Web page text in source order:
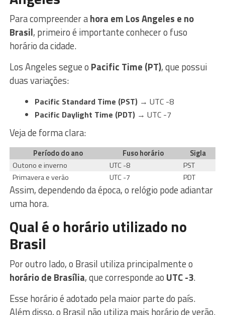
Para compreender ahora em Los Angeles e no
Brasil, primeiro é importante conhecer o fuso
horário da cidade.
Los Angeles segue o Pacific Time (PT), que possui
duas variações:
Pacific Standard Time (PST)→ UTC -8
Pacific Daylight Time (PDT)→ UTC -7
Veja de forma clara:
Período do ano Fuso horário
Sigla
Outono e inverno
UTC -8
PST
Primavera e verão
UTC -7 PDT
Assim, dependendo da época, o relógio pode adiantar
uma hora.
Qual é o horário utilizado no
Brasil
Por outro lado, o Brasil utiliza principalmente o
horário de Brasília, que corresponde ao UTC -3.
Esse horário é adotado pela maior parte do país.
Além disso, o Brasil não utiliza mais horário de verão.